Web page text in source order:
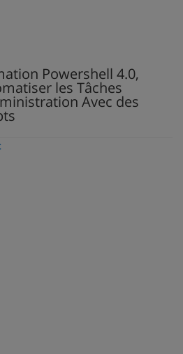
Powershell 4.0,
les Tâches
Avec des